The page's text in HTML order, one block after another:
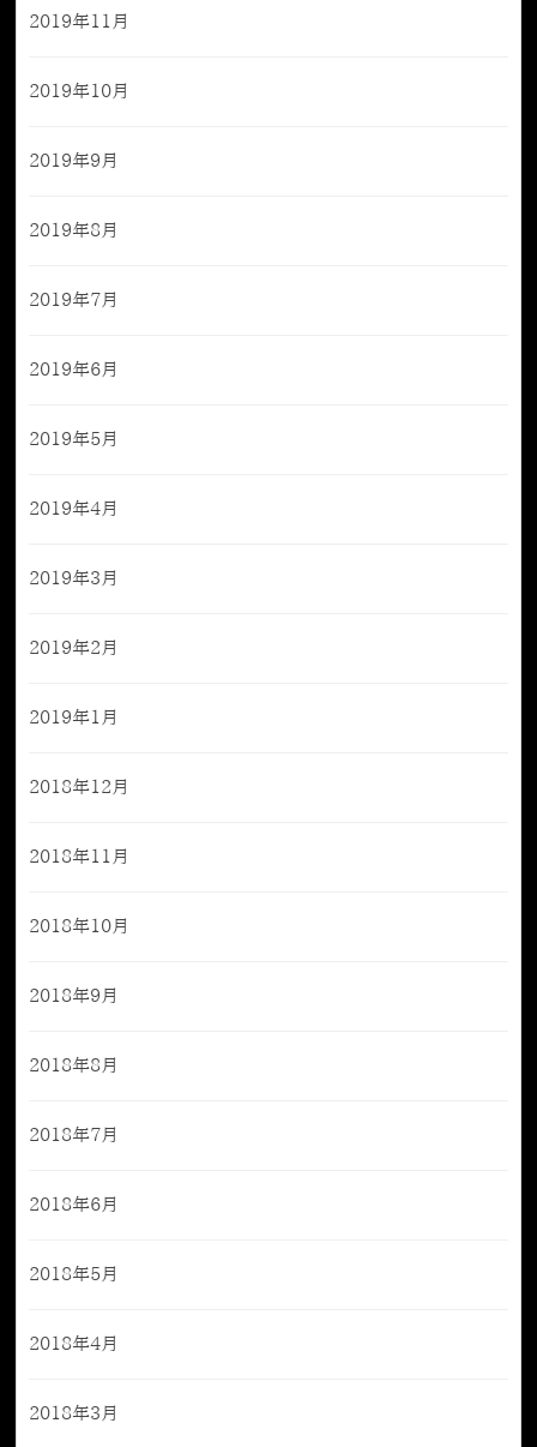
2019年11月
2019年10月
2019年9月
2019年8月
2019年7月
2019年6月
2019年5月
2019年4月
2019年3月
2019年2月
2019年1月
2018年12月
2018年11月
2018年10月
2018年9月
2018年8月
2018年7月
2018年6月
2018年5月
2018年4月
2018年3月